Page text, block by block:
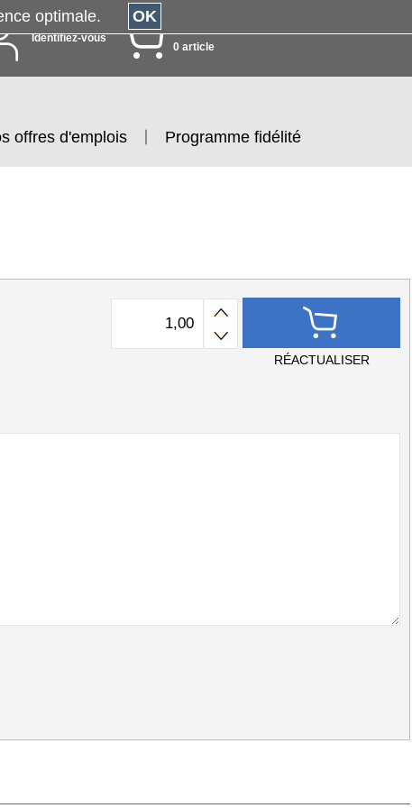
Identifiez-vous
0 article
offres d'emplois Programme fidélité
RÉACTUALISER
optimale. OK